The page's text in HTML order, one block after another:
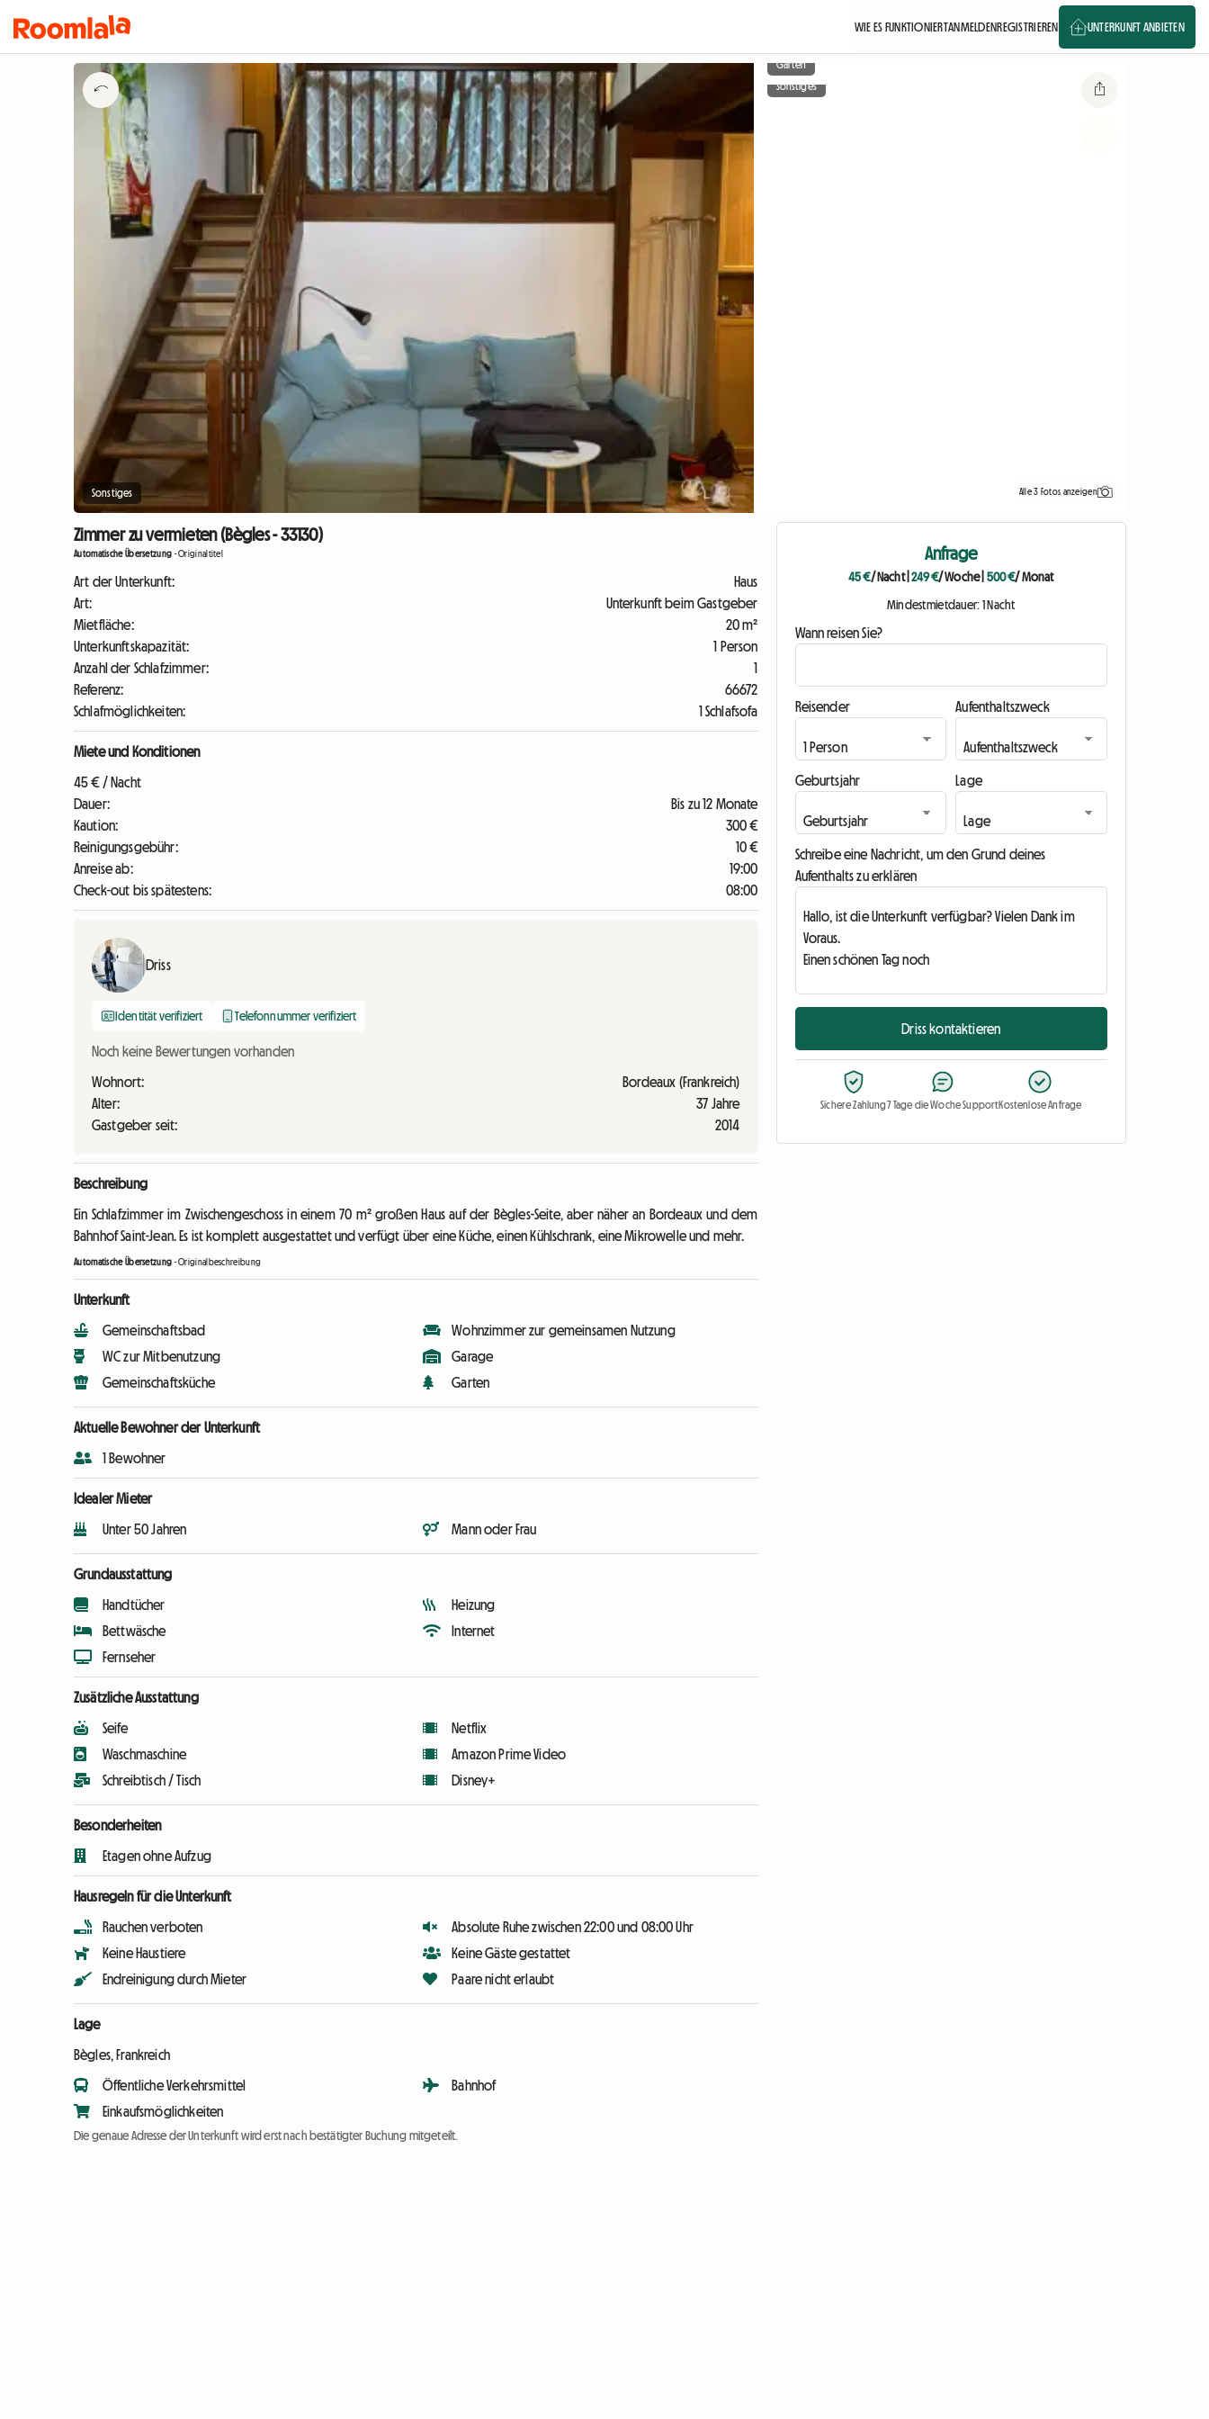
WIE ES FUNKTIONIERTANMELDENREGISTRIEREN UNTERKUNFT ANBIETEN
Sonstiges
Garten
Sonstiges
Alle 3 Fotos anzeigen
Zimmer zu vermieten (Bègles - 33130)
Automatische Übersetzung -Originaltitel
Art der Unterkunft:
Haus
Art:
Unterkunft beim Gastgeber
Mietfläche:
20 m²
Unterkunftskapazität:
1 Person
Anzahl der Schlafzimmer:
1
Referenz:
66672
Schlafmöglichkeiten:
1 Schlafsofa
Miete und Konditionen
45 € / Nacht
Dauer:
Bis zu 12 Monate
Kaution:
300 €
Reinigungsgebühr:
10 €
Anreise ab:
19:00
Check-out bis spätestens:
08:00
Driss
Identität verifiziert Telefonnummer verifiziert
Noch keine Bewertungen vorhanden
Wohnort:
Bordeaux (Frankreich)
Alter:
37 Jahre
Gastgeber seit:
2014
Beschreibung
Ein Schlafzimmer im Zwischengeschoss in einem 70 m² großen Haus auf der Bègles-Seite, aber näher an Bordeaux und dem
Bahnhof Saint-Jean. Es ist komplett ausgestattet und verfügt über eine Küche, einen Kühlschrank, eine Mikrowelle und mehr.
Automatische Übersetzung -Originalbeschreibung
Unterkunft
Gemeinschaftsbad
WC zur Mitbenutzung
Gemeinschaftsküche
Wohnzimmer zur gemeinsamen Nutzung
Garage
Garten
Aktuelle Bewohner der Unterkunft
1 Bewohner
Idealer Mieter
Unter 50 Jahren Mann oder Frau
Grundausstattung
Handtücher
Bettwäsche
Fernseher
Heizung
Internet
Zusätzliche Ausstattung
Seife
Waschmaschine
Schreibtisch / Tisch
Netflix
Amazon Prime Video
Disney+
Besonderheiten
Etagen ohne Aufzug
Hausregeln für die Unterkunft
Rauchen verboten
Keine Haustiere
Endreinigung durch Mieter
Absolute Ruhe zwischen 22:00 und 08:00 Uhr
Keine Gäste gestattet
Paare nicht erlaubt
Lage
Bègles, Frankreich
Öffentliche Verkehrsmittel
Einkaufsmöglichkeiten
Bahnhof
Die genaue Adresse der Unterkunft wird erst nach bestätigter Buchung mitgeteilt.
Anfrage
45 €/ Nacht|249 €/ Woche| 500 €/ Monat
Mindestmietdauer: 1 Nacht
Wann reisen Sie?
Reisender Aufenthaltszweck
Geburtsjahr Lage
Schreibe eine Nachricht, um den Grund deines
Aufenthalts zu erklären
Driss kontaktieren
Sichere Zahlung7 Tage die Woche SupportKostenlose Anfrage